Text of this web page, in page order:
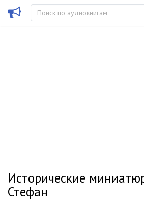
Исторические
Стефан